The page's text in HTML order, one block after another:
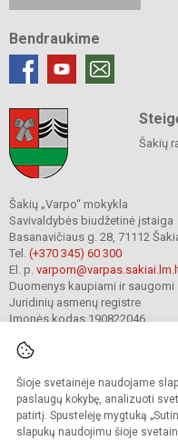
Šioje svetainėje naudojame
paslaugų kokybę, analizuoti
patirtį. Spustelėję mygtuką
slapukų naudojimu šioje
Bendraukime
Šakių
Šakių „Varpo“ mokykla
Savivaldybės biudžetinė įstaiga
Basanavičiaus g. 28, 71112
Tel. (+370 345) 60 300
El. p.
Duomenys kaupiami ir saugomi
Juridinių asmenų registre
Įmonės kodas 190822046
© 2023. Šakių
Kopijuoti turinį be raštiško
Prieinamumo paraiška